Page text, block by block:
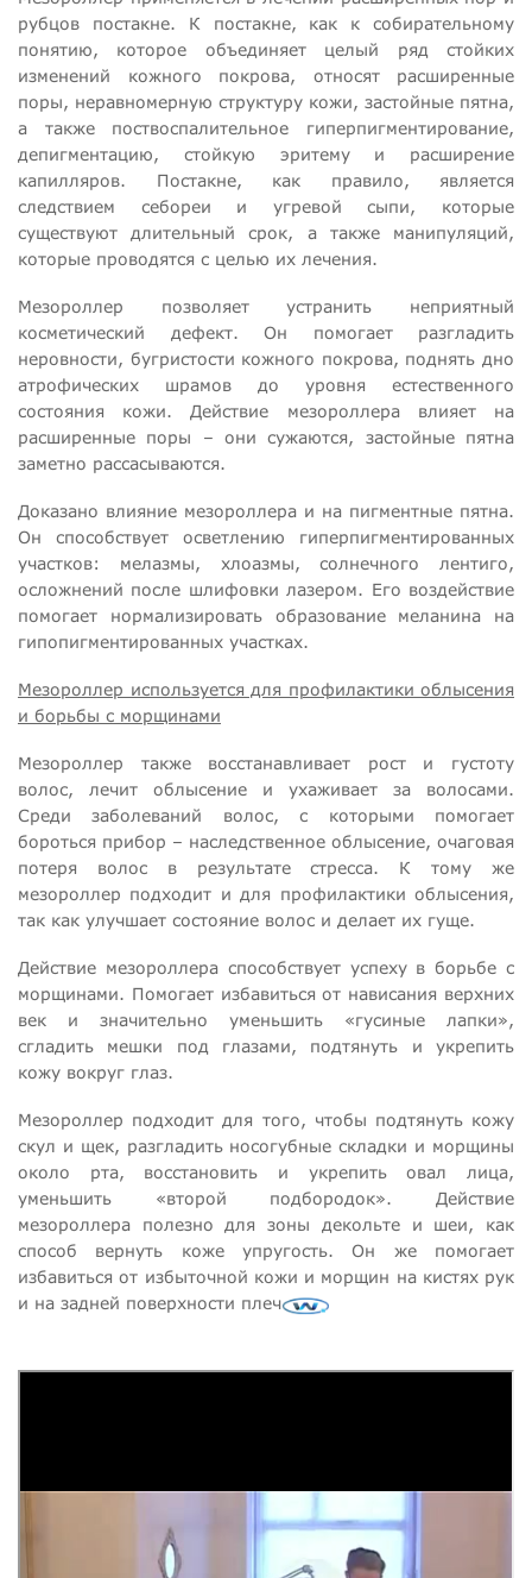
рубцов постакне. К постакне, как к собирательному
понятию, которое объединяет целый ряд стойких
изменений кожного покрова, относят расширенные
поры, неравномерную структуру кожи, застойные пятна,
а также поствоспалительное гиперпигментирование,
депигментацию, стойкую эритему и расширение
капилляров. Постакне, как правило, является
следствием себореи и угревой сыпи, которые
существуют длительный срок, а также манипуляций,
которые проводятся с целью их лечения.
Мезороллер позволяет устранить неприятный
косметический дефект. Он помогает разгладить
неровности, бугристости кожного покрова, поднять дно
атрофических шрамов до уровня естественного
состояния кожи. Действие мезороллера влияет на
расширенные поры – они сужаются, застойные пятна
заметно рассасываются.
Доказано влияние мезороллера и на пигментные пятна.
Он способствует осветлению гиперпигментированных
участков: мелазмы, хлоазмы, солнечного лентиго,
осложнений после шлифовки лазером. Его воздействие
помогает нормализировать образование меланина на
гипопигментированных участках.
Мезороллер используется для профилактики облысения
и борьбы с морщинами
Мезороллер также восстанавливает рост и густоту
волос, лечит облысение и ухаживает за волосами.
Среди заболеваний волос, с которыми помогает
бороться прибор – наследственное облысение, очаговая
потеря волос в результате стресса. К тому же
мезороллер подходит и для профилактики облысения,
так как улучшает состояние волос и делает их гуще.
Действие мезороллера способствует успеху в борьбе с
морщинами. Помогает избавиться от нависания верхних
век и значительно уменьшить «гусиные лапки»,
сгладить мешки под глазами, подтянуть и укрепить
кожу вокруг глаз.
Мезороллер подходит для того, чтобы подтянуть кожу
скул и щек, разгладить носогубные складки и морщины
около рта, восстановить и укрепить овал лица,
уменьшить «второй подбородок». Действие
мезороллера полезно для зоны декольте и шеи, как
способ вернуть коже упругость. Он же помогает
избавиться от избыточной кожи и морщин на кистях рук
и на задней поверхности плеч